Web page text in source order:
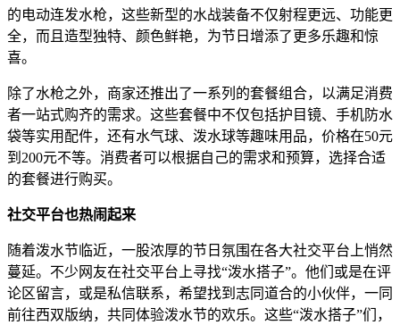
的电动连发水枪，这些新型的水战装备不仅射程更远、功能更
全，而且造型独特、颜色鲜艳，为节日增添了更多乐趣和惊
喜。
除了水枪之外，商家还推出了一系列的套餐组合，以满足消费
者一站式购齐的需求。这些套餐中不仅包括护目镜、手机防水
袋等实用配件，还有水气球、泼水球等趣味用品，价格在50元
到200元不等。消费者可以根据自己的需求和预算，选择合适
的套餐进行购买。
社交平台也热闹起来
随着泼水节临近，一股浓厚的节日氛围在各大社交平台上悄然
蔓延。不少网友在社交平台上寻找“泼水搭子”。他们或是在评
论区留言，或是私信联系，希望找到志同道合的小伙伴，一同
前往西双版纳，共同体验泼水节的欢乐。这些“泼水搭子”们，